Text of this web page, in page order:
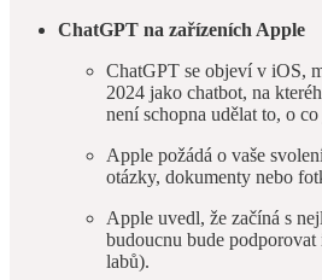
ChatGPT na zařízeních Apple
ChatGPT se objeví v iOS,
2024 jako chatbot, na
není schopna udělat to, o
Apple požádá o vaše
otázky, dokumenty nebo
Apple uvedl, že začíná s
budoucnu bude
labů).